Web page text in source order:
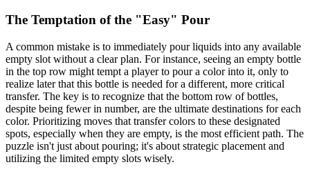
The Temptation of the "Easy" Pour
A common mistake is to immediately pour liquids into any available
empty slot without a clear plan. For instance, seeing an empty bottle
in the top row might tempt a player to pour a color into it, only to
realize later that this bottle is needed for a different, more critical
transfer. The key is to recognize that the bottom row of bottles,
despite being fewer in number, are the ultimate destinations for each
color. Prioritizing moves that transfer colors to these designated
spots, especially when they are empty, is the most efficient path. The
puzzle isn't just about pouring; it's about strategic placement and
utilizing the limited empty slots wisely.